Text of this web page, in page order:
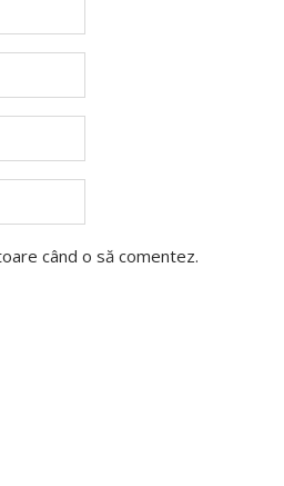
când o să comentez.